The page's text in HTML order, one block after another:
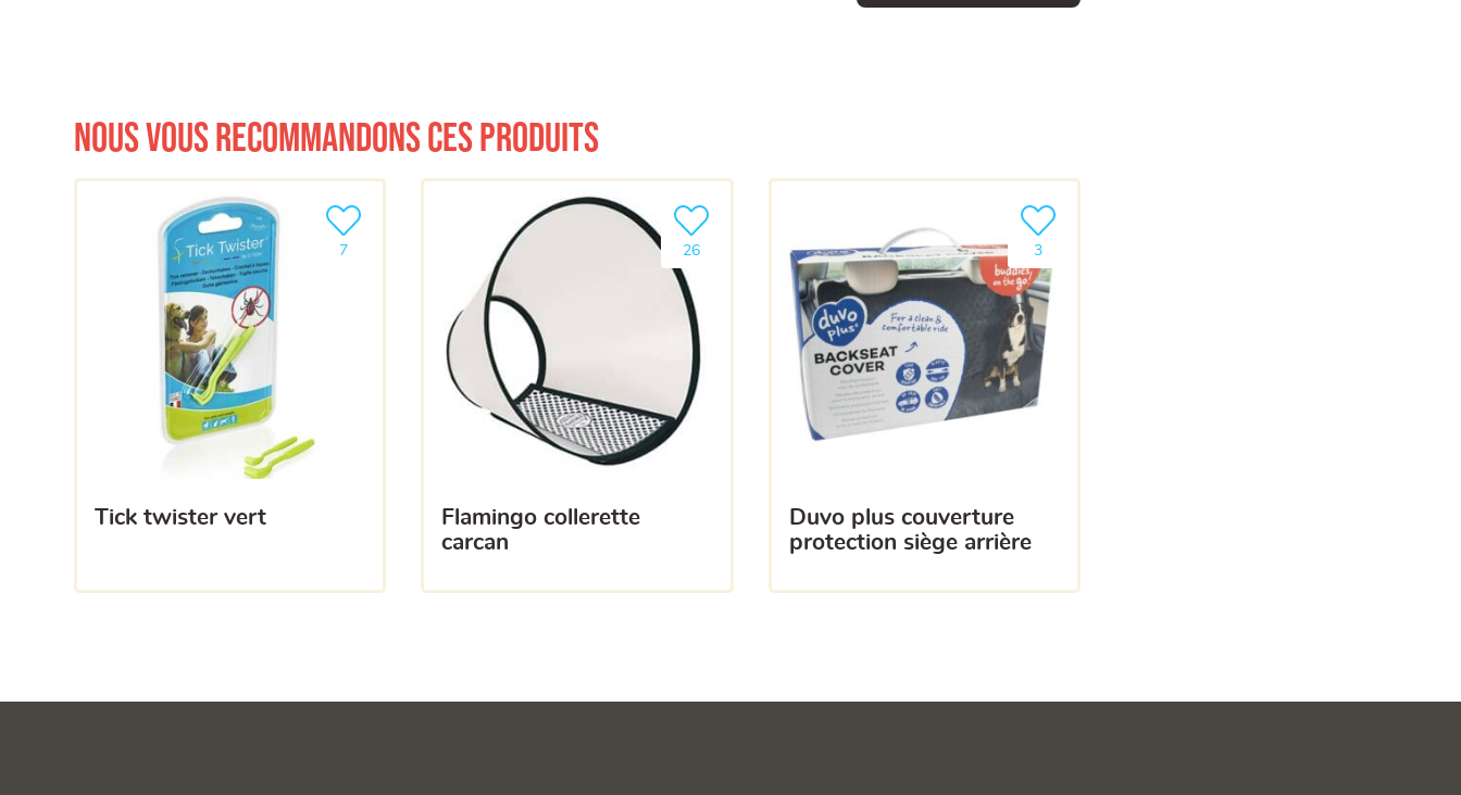
Nous vous recommandons ces produits
tick twister vert
7
Ajouter le produit à ma liste
flamingo collerette
carcan
26
Ajouter le produit à ma liste
duvo plus couverture
protection siège arrière
3
Ajouter le produit à ma liste